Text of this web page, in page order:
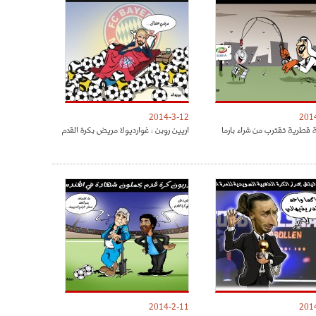
تقترب من شراء بارما
2014-3-12
اريين روبن : غوارديولا مريض بكرة القدم
2014-2-11